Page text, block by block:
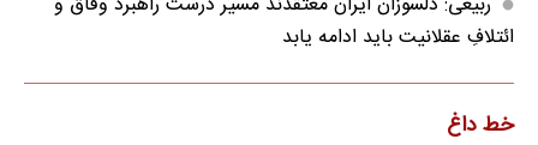
ائتلافِ عقلانیت باید ادامه یابد
خط داغ